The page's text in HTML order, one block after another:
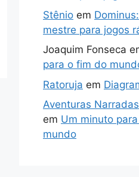
Stênio em
mestre para jogos
Joaquim Fonseca
para o fim do
Ratoruja em
Aventuras
em Um minuto
mundo